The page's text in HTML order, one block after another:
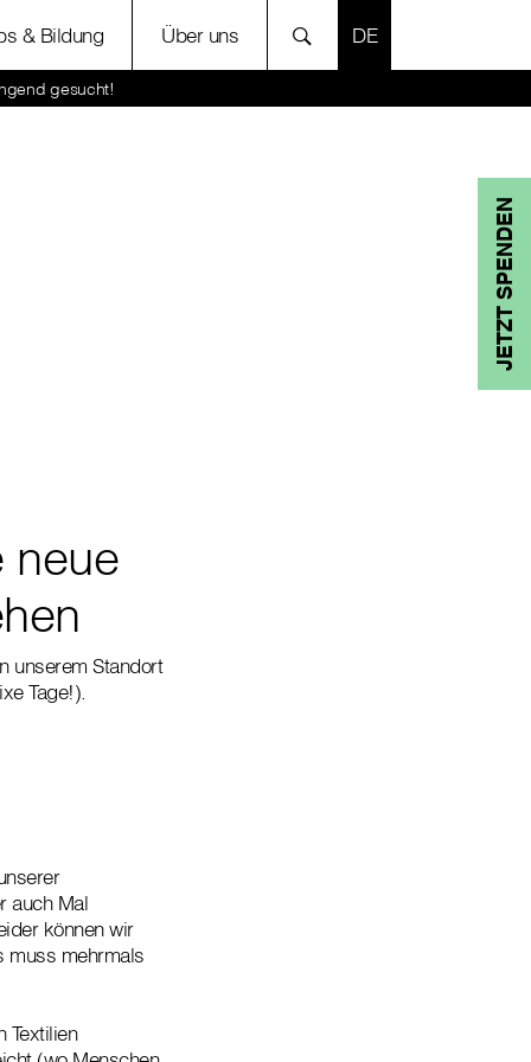
& Bildung Über uns SPRACHE
gesucht!
JETZT SPENDEN
neue
unserem Standort
Tage!).
auch Mal
können wir
muss mehrmals
Textilien